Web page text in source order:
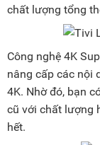
chất lượng tổng
Công nghệ 4K
nâng cấp các nội
4K. Nhờ đó, bạn
cũ với chất lượng
hết.